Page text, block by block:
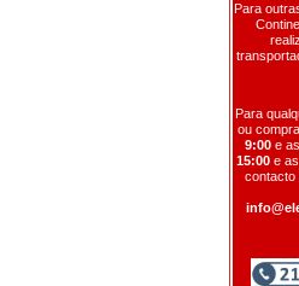
Para
Para
ou
9:00 e as
15:00e as
contacto